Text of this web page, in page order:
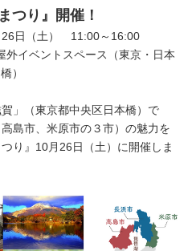
つり』 開催！
26日（土） 11:00～16:00
イベントスペース（東京・日本
橋）
」（東京都中央区日本橋）で
島市、米原市の３市）の魅力を
り』10月26日（土）に開催しま